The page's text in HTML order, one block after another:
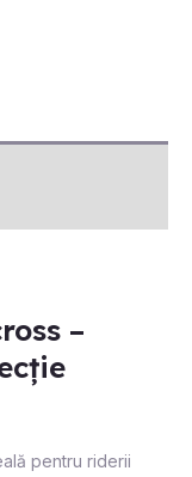
–
pentru riderii